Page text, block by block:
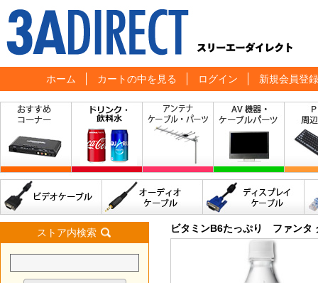
ホーム カートの中を見る ログイン 新規会員登録
ストア内検索 ビタミンB6たっぷり ファン